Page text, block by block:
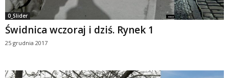
0_Slider
Świdnica wczoraj i dziś. Rynek 1
25 grudnia 2017